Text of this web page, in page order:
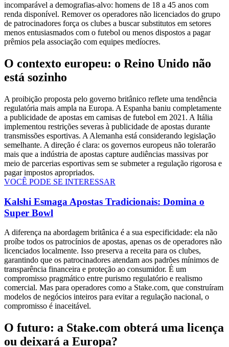
incomparável a demografias-alvo: homens de 18 a 45 anos com
renda disponível. Remover os operadores não licenciados do grupo
de patrocinadores força os clubes a buscar substitutos em setores
menos entusiasmados com o futebol ou menos dispostos a pagar
prêmios pela associação com equipes medíocres.
O contexto europeu: o Reino Unido não
está sozinho
A proibição proposta pelo governo britânico reflete uma tendência
regulatória mais ampla na Europa. A Espanha baniu completamente
a publicidade de apostas em camisas de futebol em 2021. A Itália
implementou restrições severas à publicidade de apostas durante
transmissões esportivas. A Alemanha está considerando legislação
semelhante. A direção é clara: os governos europeus não tolerarão
mais que a indústria de apostas capture audiências massivas por
meio de parcerias esportivas sem se submeter a regulação rigorosa e
pagar impostos apropriados.
VOCÊ PODE SE INTERESSAR
Kalshi Esmaga Apostas Tradicionais: Domina o
Super Bowl
A diferença na abordagem britânica é a sua especificidade: ela não
proíbe todos os patrocínios de apostas, apenas os de operadores não
licenciados localmente. Isso preserva a receita para os clubes,
garantindo que os patrocinadores atendam aos padrões mínimos de
transparência financeira e proteção ao consumidor. É um
compromisso pragmático entre purismo regulatório e realismo
comercial. Mas para operadores como a Stake.com, que construíram
modelos de negócios inteiros para evitar a regulação nacional, o
compromisso é inaceitável.
O futuro: a Stake.com obterá uma licença
ou deixará a Europa?